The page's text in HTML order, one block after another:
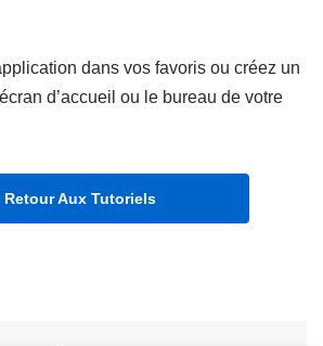
dans vos favoris ou créez un
d’accueil ou le bureau de votre
Retour Aux Tutoriels